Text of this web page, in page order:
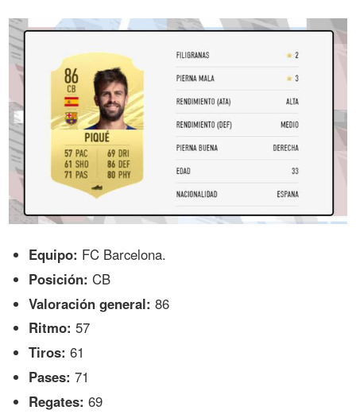
Equipo: FC Barcelona.
Posición: CB
Valoración general: 86
Ritmo: 57
Tiros: 61
Pases: 71
Regates: 69